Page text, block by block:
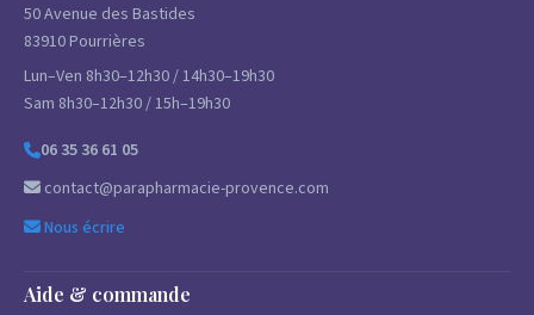
50 Avenue des Bastides
83910 Pourrières
Lun–Ven 8h30–12h30 / 14h30–19h30
Sam 8h30–12h30 / 15h–19h30
06 35 36 61 05
contact@parapharmacie-provence.com
Nous écrire
Aide & commande